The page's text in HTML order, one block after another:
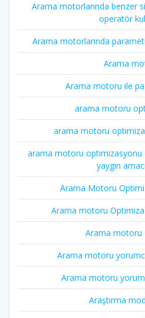
Arama motorlarında benzer
operatör
Arama motorlarında
Arama
Arama motoru ile
arama motoru
arama motoru
arama motoru optimizasyonu
yaygın
Arama Motoru
Arama motoru
Arama motoru
Arama motoru
Arama motoru
Araştırma